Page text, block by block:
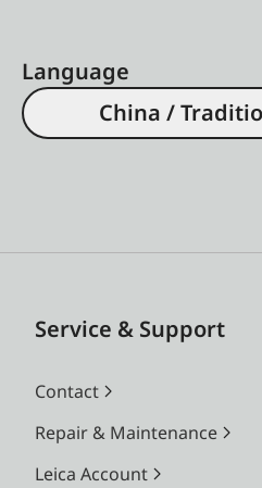
Language
China /
Service & Support
Contact
Repair & Maintenance
Leica Account